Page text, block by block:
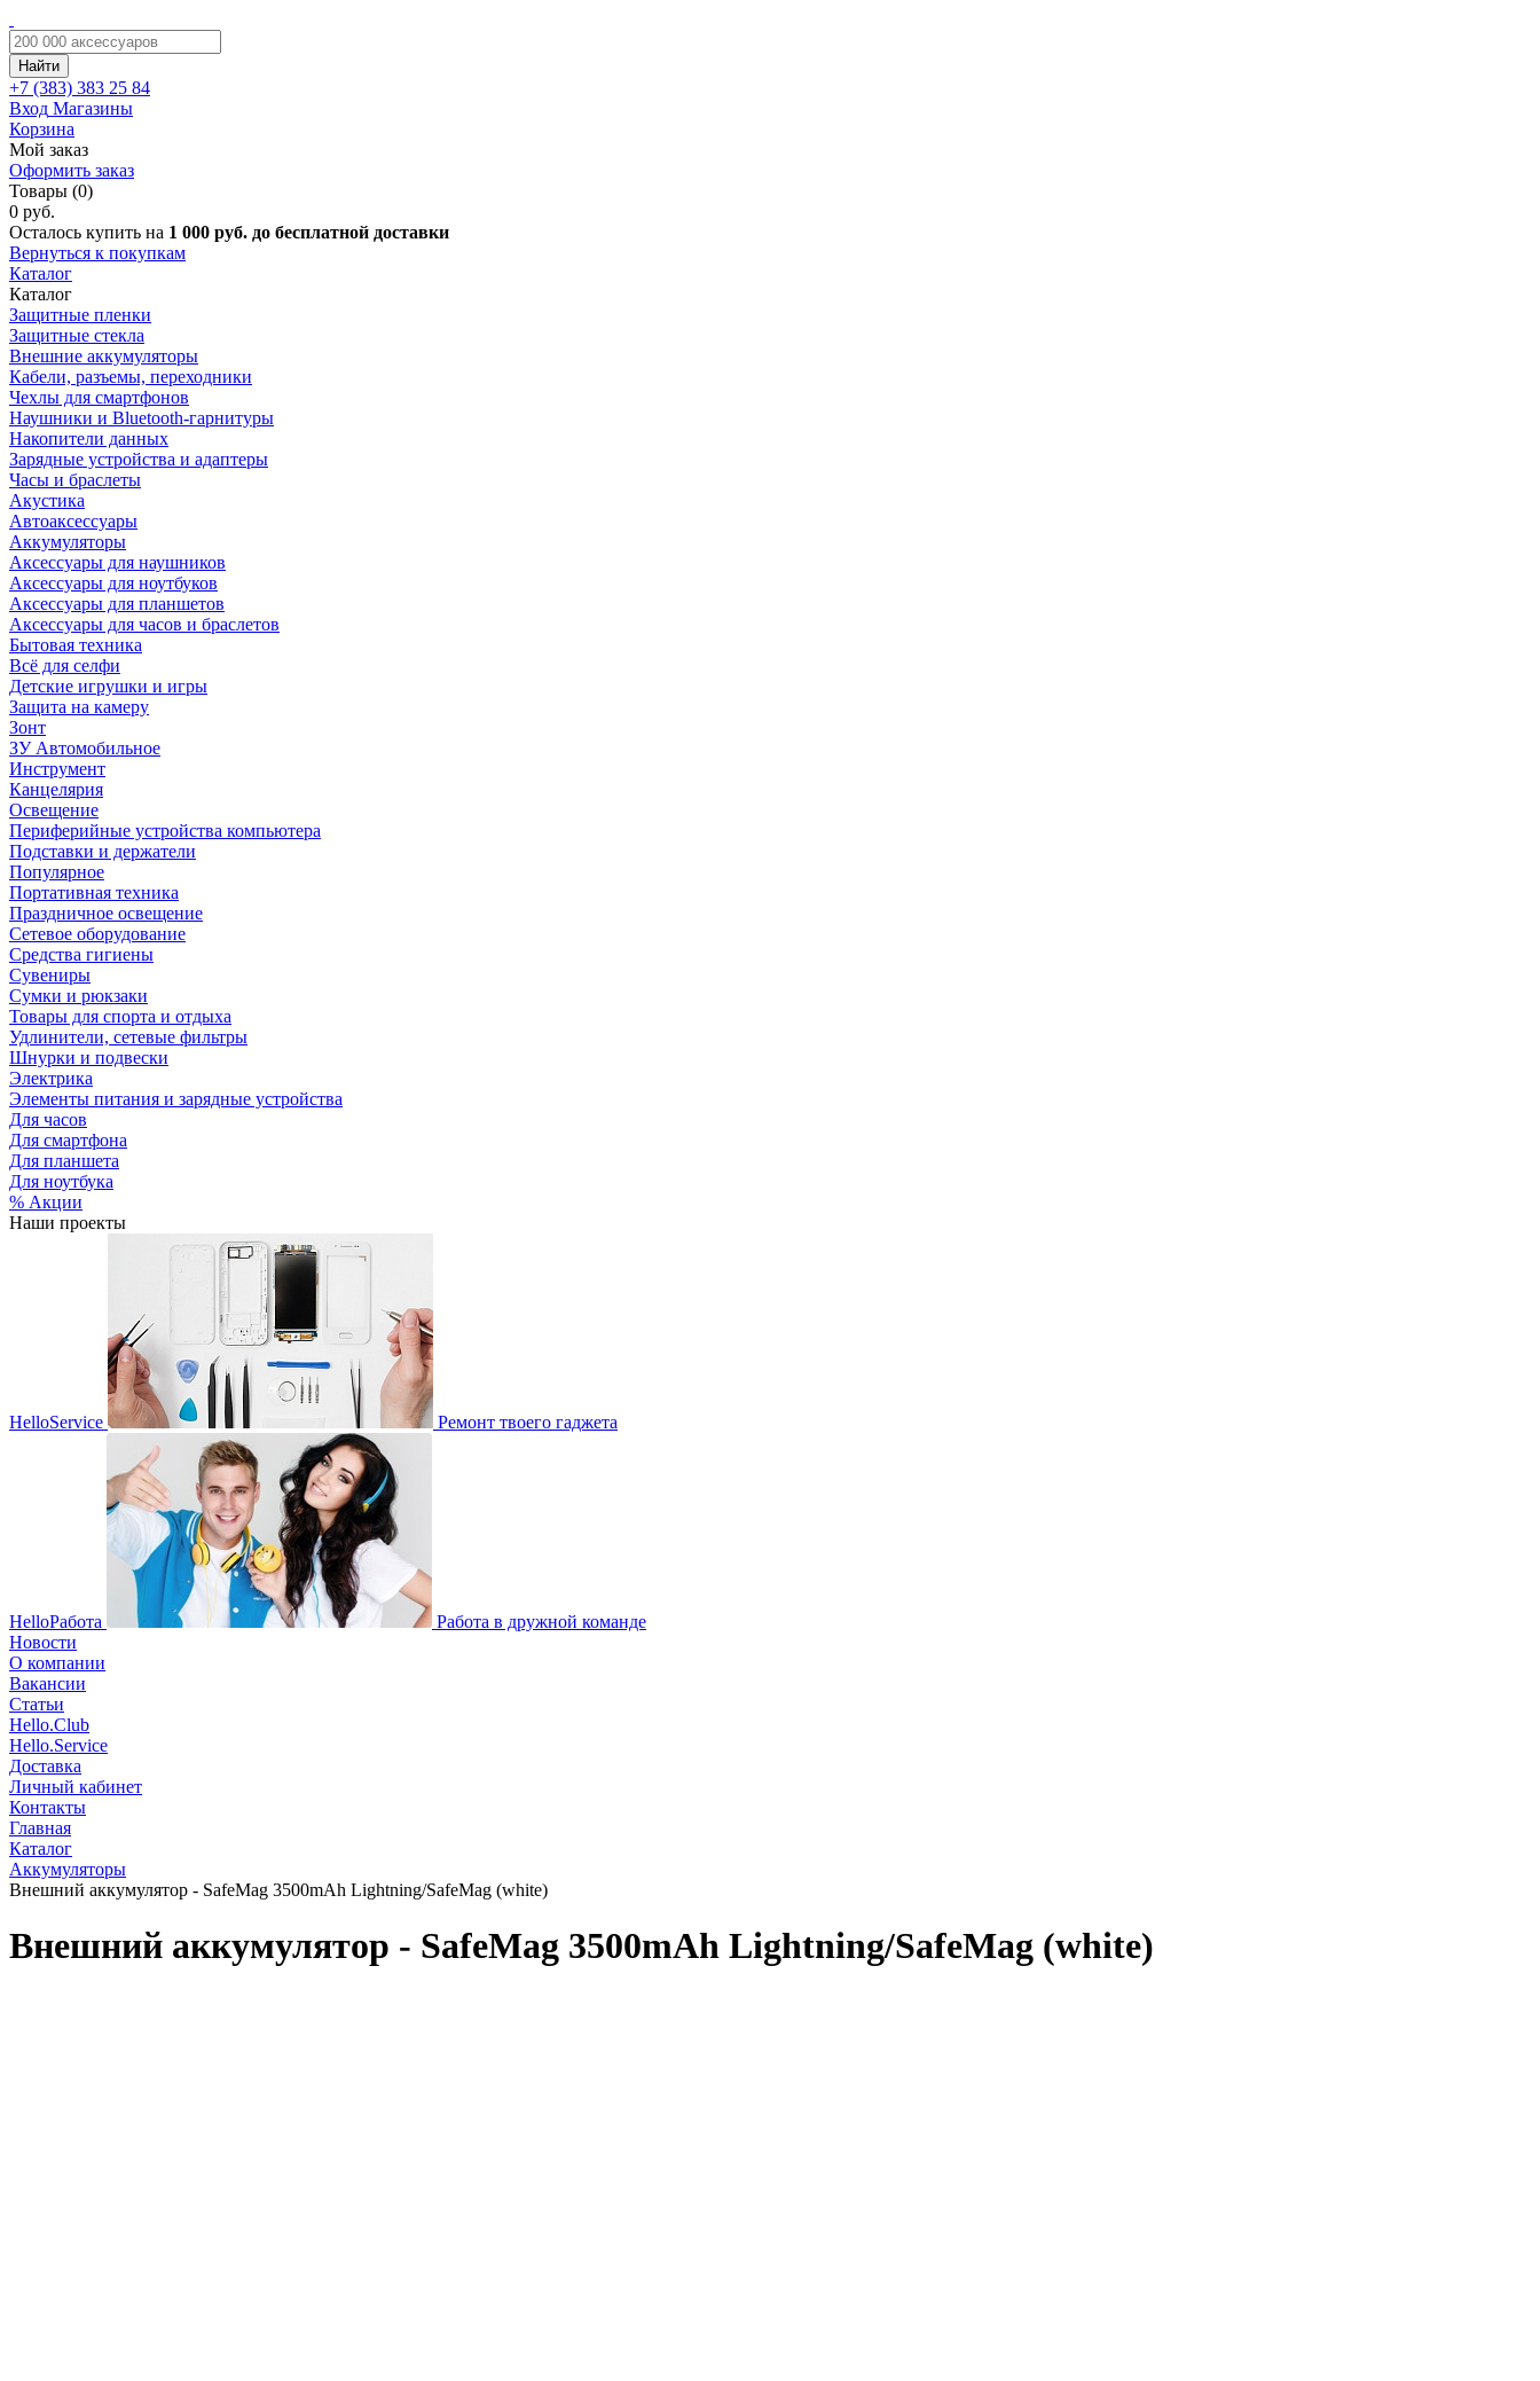
Найти
+7 (383) 383 25 84
Вход Магазины
Корзина
Мой заказ
Оформить заказ
Товары (0)
0 руб.
Осталось купить на 1 000 руб. до бесплатной доставки
Вернуться к покупкам
Каталог
Каталог
Защитные пленки
Защитные стекла
Внешние аккумуляторы
Кабели, разъемы, переходники
Чехлы для смартфонов
Наушники и Bluetooth-гарнитуры
Накопители данных
Зарядные устройства и адаптеры
Часы и браслеты
Акустика
Автоаксессуары
Аккумуляторы
Аксессуары для наушников
Аксессуары для ноутбуков
Аксессуары для планшетов
Аксессуары для часов и браслетов
Бытовая техника
Всё для селфи
Детские игрушки и игры
Защита на камеру
Зонт
ЗУ Автомобильное
Инструмент
Канцелярия
Освещение
Периферийные устройства компьютера
Подставки и держатели
Популярное
Портативная техника
Праздничное освещение
Сетевое оборудование
Средства гигиены
Сувениры
Сумки и рюкзаки
Товары для спорта и отдыха
Удлинители, сетевые фильтры
Шнурки и подвески
Электрика
Элементы питания и зарядные устройства
Для часов
Для смартфона
Для планшета
Для ноутбука
% Акции
Наши проекты
HelloService Ремонт твоего гаджета
HelloРабота
Работа в дружной команде
Новости
О компании
Вакансии
Статьи
Hello.Club
Hello.Service
Доставка
Личный кабинет
Контакты
Главная
Каталог
Аккумуляторы
Внешний аккумулятор - SafeMag 3500mAh Lightning/SafeMag (white)
Внешний аккумулятор - SafeMag 3500mAh Lightning/SafeMag (white)